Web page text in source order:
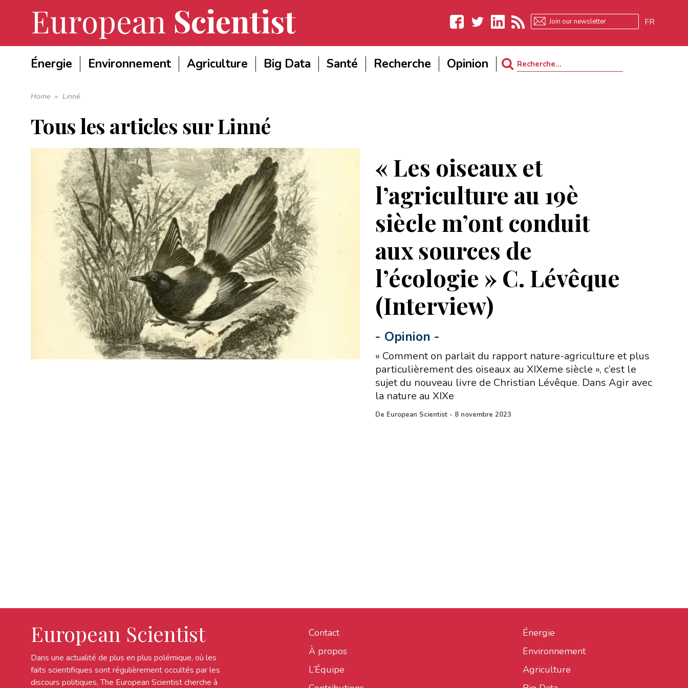
European Scientist
LinkedIn
FR
Énergie Environnement Agriculture Big Data Santé Recherche Opinion
Search
Home » Linné
Tous les articles surLinné
« Les oiseaux et
l’agriculture au 19è
siècle m’ont conduit
aux sources de
l’écologie » C. Lévêque
(Interview)
- Opinion -
« Comment on parlait du rapport nature-agriculture et plus
particulièrement des oiseaux au XIXeme siècle », c’est le
sujet du nouveau livre de Christian Lévêque. Dans Agir avec
la nature au XIXe
De European Scientist - 8 novembre 2023
European Scientist
Dans une actualité de plus en plus polémique, où les
faits scientifiques sont régulièrement occultés par les
discours politiques, The European Scientist cherche à
Contact
À propos
L’Équipe
Énergie
Environnement
Agriculture